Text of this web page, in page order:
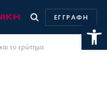
ΕΓΓΡΑΦΗ
το ερώτημα